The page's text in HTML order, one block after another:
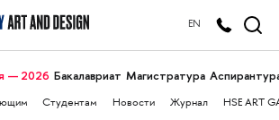
EN
— 2026 Бакалавриат Магистратура
Студентам Новости Журнал HSE ART